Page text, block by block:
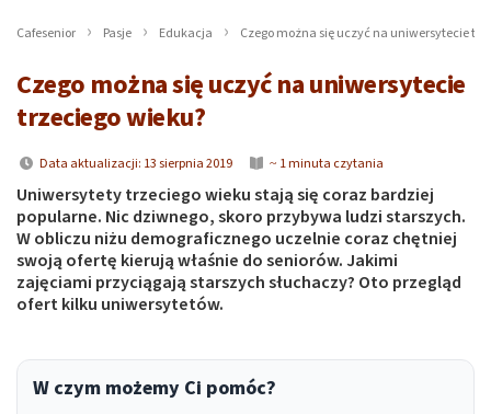
Cafesenior Pasje Edukacja Czego można się uczyć na uniwersytecie
Czego można się uczyć na uniwersytecie
trzeciego wieku?
Data aktualizacji: 13 sierpnia 2019 ~ 1 minuta czytania
Uniwersytety trzeciego wieku stają się coraz bardziej
popularne. Nic dziwnego, skoro przybywa ludzi starszych.
W obliczu niżu demograficznego uczelnie coraz chętniej
swoją ofertę kierują właśnie do seniorów. Jakimi
zajęciami przyciągają starszych słuchaczy? Oto przegląd
ofert kilku uniwersytetów.
W czym możemy Ci pomóc?